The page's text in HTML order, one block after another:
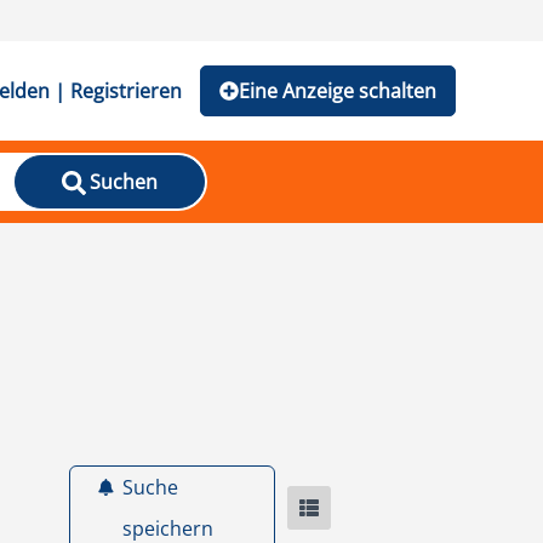
| Registrieren Eine Anzeige schalten
Suchen
Suche
speichern